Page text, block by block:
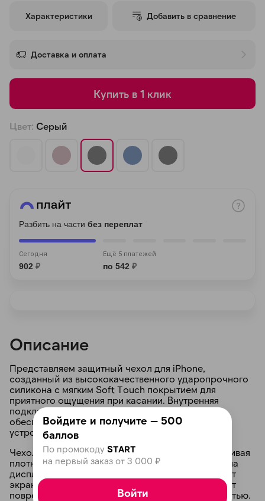
Характеристики Добавить в сравнение
Доставка и оплата
Купить в 1 клик
Цвет: Серый
Разбить на части без переплат
Сегодня
902 ₽
Ещё 5 платежей
по 542 ₽
Описание
Представляем защитный чехол для iPhone,
созданный из высококачественного ударопрочного
силикона с мягким Soft Touch покрытием для
приятного ощущения при касании. Внутренняя
подкладка из бархатистой микрофибры
обеспечивает дополнительную защиту вашему
устройству.
Чехол точно повторяет контуры iPhone, обеспечивая
плотное прилегание и предотвращая царапины на
дисплее и камере. Высокий край чехла защищает
экран, а выступающая рамка защищает камеру от
повреждений при соприкосновении с поверхностью.
Подробнее
раз в 2 недели
Остались вопросы?
8 800 302-02-51
Войдите и получите — 500
баллов
По промокоду START
на первый заказ от 3 000 ₽
Войти